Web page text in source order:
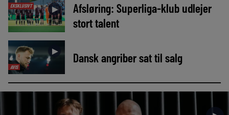
EKSKLUSIVT ►
Afsløring: Superliga-klub udlejer
stort talent
AVIS
► Dansk angriber sat til salg